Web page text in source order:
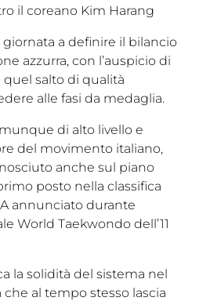
il coreano Kim Harang
giornata a definire il bilancio
azzurra, con l’auspicio di
salto di qualità
alle fasi da medaglia.
di alto livello e
del movimento italiano,
anche sul piano
posto nella classifica
annunciato durante
World Taekwondo dell’11
la solidità del sistema nel
al tempo stesso lascia